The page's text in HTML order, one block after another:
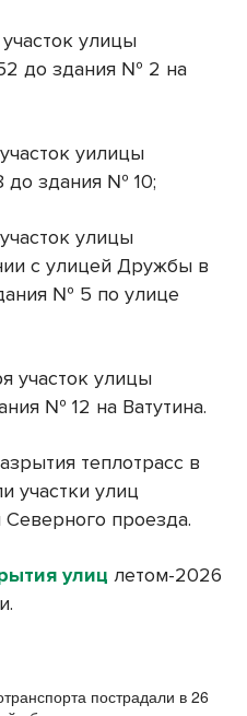
улицы
до здания № 2 на
уилицы
до здания № 10;
улицы
с улицей Дружбы в
№ 5 по улице
участок улицы
№ 12 на Ватутина.
теплотрасс в
участки улиц
проезда.
улиц летом-2026
пострадали в 26